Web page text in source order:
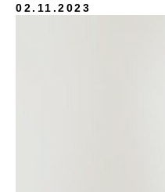
02.11.2023